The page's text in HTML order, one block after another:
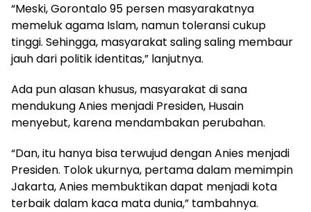
“Meski, Gorontalo 95 persen masyarakatnya
memeluk agama Islam, namun toleransi cukup
tinggi. Sehingga, masyarakat saling saling membaur
jauh dari politik identitas,” lanjutnya.
Ada pun alasan khusus, masyarakat di sana
mendukung Anies menjadi Presiden, Husain
menyebut, karena mendambakan perubahan.
“Dan, itu hanya bisa terwujud dengan Anies menjadi
Presiden. Tolok ukurnya, pertama dalam memimpin
Jakarta, Anies membuktikan dapat menjadi kota
terbaik dalam kaca mata dunia,” tambahnya.